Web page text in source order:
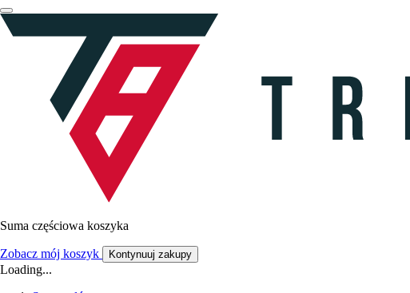
Suma częściowa koszyka
Zobacz mój koszyk Kontynuuj zakupy
Loading...